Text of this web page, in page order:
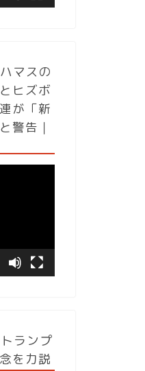
マスの
ヒズボ
が「新
警告｜
ランプ
を力説